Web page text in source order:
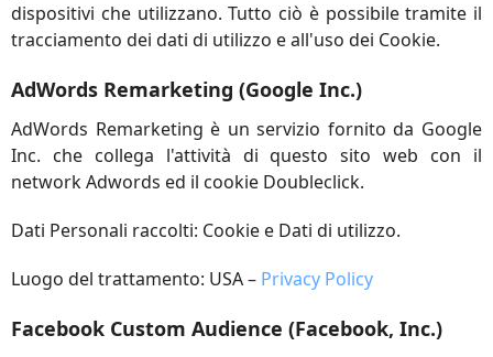
dispositivi che utilizzano. Tutto ciò è possibile tramite il
tracciamento dei dati di utilizzo e all'uso dei Cookie.
AdWords Remarketing (Google Inc.)
AdWords Remarketing è un servizio fornito da Google
Inc. che collega l'attività di questo sito web con il
network Adwords ed il cookie Doubleclick.
Dati Personali raccolti: Cookie e Dati di utilizzo.
Luogo del trattamento: USA – Privacy Policy
Facebook Custom Audience (Facebook, Inc.)